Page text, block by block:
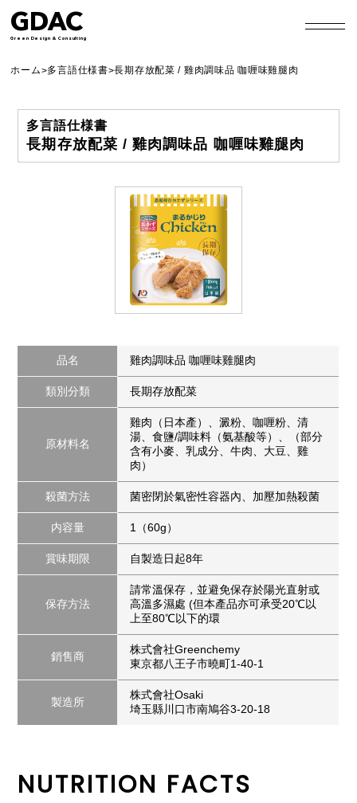
GDAC
Green Design & Consulting
ホーム>多言語仕様書>長期存放配菜 / 雞肉調味品 咖喱味雞腿肉
多言語仕様書
長期存放配菜 / 雞肉調味品 咖喱味雞腿肉
品名 雞肉調味品 咖喱味雞腿肉
類別分類 長期存放配菜
原材料名
雞肉（日本產）、澱粉、咖喱粉、清
湯、食鹽/調味料（氨基酸等）、（部分
含有小麥、乳成分、牛肉、大豆、雞
肉）
殺菌方法 菌密閉於氣密性容器內、加壓加熱殺菌
内容量 1（60g）
賞味期限 自製造日起8年
保存方法
請常溫保存，並避免保存於陽光直射或
高溫多濕處 (但本產品亦可承受20℃以
上至80℃以下的環
銷售商
株式會社Greenchemy
東京都八王子市曉町1-40-1
製造所
株式會社Osaki
埼玉縣川口市南鳩谷3-20-18
NUTRITION FACTS